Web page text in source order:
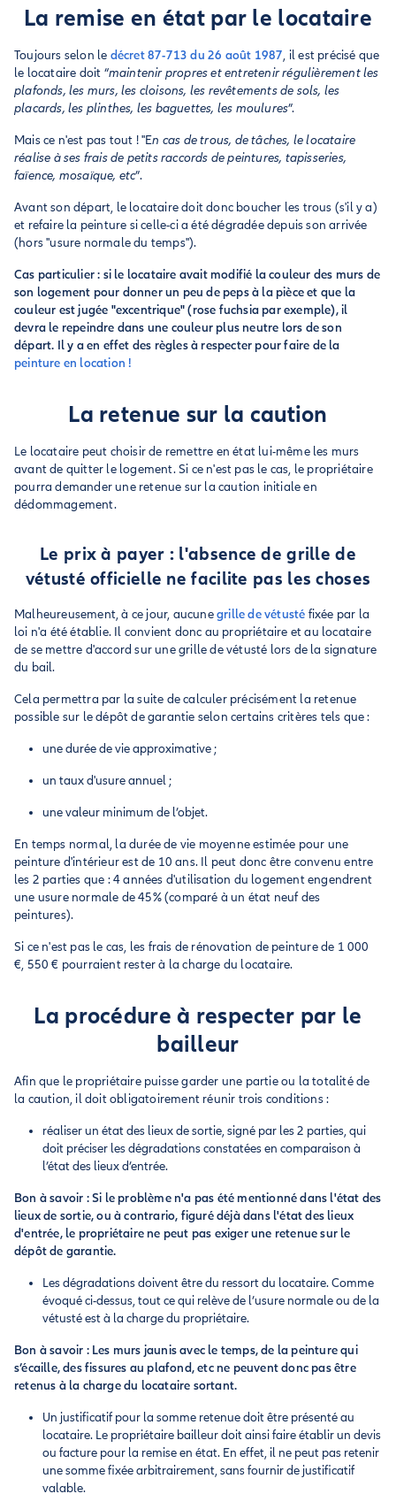
La remise en état par le locataire
Toujours selon le décret 87-713 du 26 août 1987, il est précisé que
le locataire doit “maintenir propres et entretenir régulièrement les
plafonds, les murs, les cloisons, les revêtements de sols, les
placards, les plinthes, les baguettes, les moulures”.
Mais ce n'est pas tout ! "En cas de trous, de tâches, le locataire
réalise à ses frais de petits raccords de peintures, tapisseries,
faïence, mosaïque, etc”.
Avant son départ, le locataire doit donc boucher les trous (s'il y a)
et refaire la peinture si celle-ci a été dégradée depuis son arrivée
(hors "usure normale du temps").
Cas particulier : si le locataire avait modifié la couleur des murs de
son logement pour donner un peu de peps à la pièce et que la
couleur est jugée "excentrique" (rose fuchsia par exemple), il
devra le repeindre dans une couleur plus neutre lors de son
départ. Il y a en effet des règles à respecter pour faire de la
peinture en location !
La retenue sur la caution
Le locataire peut choisir de remettre en état lui-même les murs
avant de quitter le logement. Si ce n'est pas le cas, le propriétaire
pourra demander une retenue sur la caution initiale en
dédommagement.
Le prix à payer : l'absence de grille de
vétusté officielle ne facilite pas les choses
Malheureusement, à ce jour, aucunegrille de vétusté fixée par la
loi n'a été établie. Il convient donc au propriétaire et au locataire
de se mettre d'accord sur une grille de vétusté lors de la signature
du bail.
Cela permettra par la suite de calculer précisément la retenue
possible sur le dépôt de garantie selon certains critères tels que :
une durée de vie approximative ;
un taux d'usure annuel ;
une valeur minimum de l’objet.
En temps normal, la durée de vie moyenne estimée pour une
peinture d'intérieur est de 10 ans. Il peut donc être convenu entre
les 2 parties que : 4 années d'utilisation du logement engendrent
une usure normale de 45% (comparé à un état neuf des
peintures).
Si ce n'est pas le cas, les frais de rénovation de peinture de 1 000
€, 550 € pourraient rester à la charge du locataire.
La procédure à respecter par le
bailleur
Afin que le propriétaire puisse garder une partie ou la totalité de
la caution, il doit obligatoirement réunir trois conditions :
réaliser un état des lieux de sortie, signé par les 2 parties, qui
doit préciser les dégradations constatées en comparaison à
l’état des lieux d’entrée.
Bon à savoir : Si le problème n'a pas été mentionné dans l'état des
lieux de sortie, ou à contrario, figuré déjà dans l'état des lieux
d'entrée, le propriétaire ne peut pas exiger une retenue sur le
dépôt de garantie.
Les dégradations doivent être du ressort du locataire. Comme
évoqué ci-dessus, tout ce qui relève de l’usure normale ou de la
vétusté est à la charge du propriétaire.
Bon à savoir : Les murs jaunis avec le temps, de la peinture qui
s’écaille, des fissures au plafond, etc ne peuvent donc pas être
retenus à la charge du locataire sortant.
Un justificatif pour la somme retenue doit être présenté au
locataire. Le propriétaire bailleur doit ainsi faire établir un devis
ou facture pour la remise en état. En effet, il ne peut pas retenir
une somme fixée arbitrairement, sans fournir de justificatif
valable.